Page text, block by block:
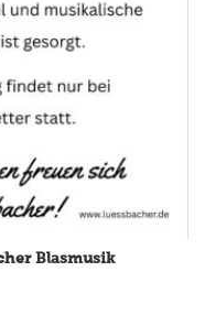
Blasmusik